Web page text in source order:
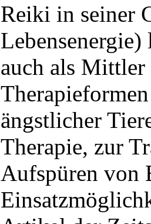
Reiki in seiner
auch als Mittler
ängstlicher
Therapie, zur
Aufspüren von